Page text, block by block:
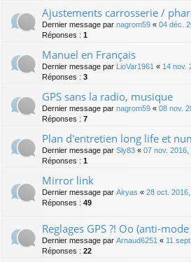
Ajustements carrosserie /
Dernier message par nagrom59 « 04 déc.
Réponses : 1
Manuel en Français
Dernier message par LioVar1961 « 14 nov.
Réponses : 3
GPS sans la radio, musique
Dernier message par nagrom59 « 08 nov.
Réponses : 7
Plan d'entretien long life et
Dernier message par Sly83 « 07 nov. 2016,
Réponses : 1
Mirror link
Dernier message par Airyas « 28 oct. 2016,
Réponses : 49
Reglages GPS ?! Oo (anti-
Dernier message par Arnaud6251 « 11
Réponses : 22